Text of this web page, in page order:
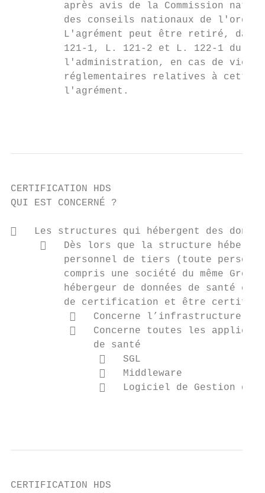
après avis de la Commission
des conseils nationaux de l'ordre
L'agrément peut être retiré,
121-1, L. 121-2 et L. 122-1 du
l'administration, en cas de
réglementaires relatives à cette
         l'agrément.
CERTIFICATION HDS
QUI EST CONCERNÉ ?
   Les structures qui hébergent des
   Dès lors que la structure
personnel de tiers (toute
compris une société du même
hébergeur de données de santé et
de certification et être
   Concerne l’infrastructure
   Concerne toutes les
              de santé
                  SGL
                  Middleware
   Logiciel de Gestion de
CERTIFICATION HDS